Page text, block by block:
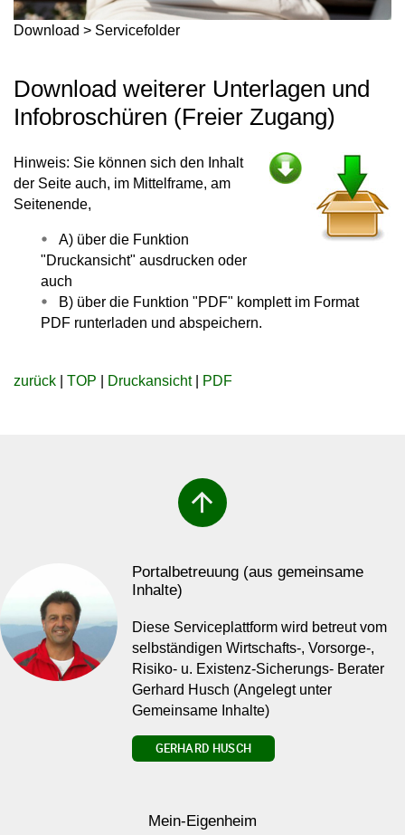
Download > Servicefolder
Download weiterer Unterlagen und
Infobroschüren (Freier Zugang)
Hinweis: Sie können sich den Inhalt
der Seite auch, im Mittelframe, am
Seitenende,
A) über die Funktion
"Druckansicht" ausdrucken oder
auch
B) über die Funktion "PDF" komplett im Format
PDF runterladen und abspeichern.
zurück TOP Druckansicht| PDF
arrow_upward
Portalbetreuung (aus gemeinsame
Inhalte)
Diese Serviceplattform wird betreut vom
selbständigen Wirtschafts-, Vorsorge-,
Risiko- u. Existenz-Sicherungs- Berater
Gerhard Husch (Angelegt unter
Gemeinsame Inhalte)
GERHARD HUSCH
Mein-Eigenheim